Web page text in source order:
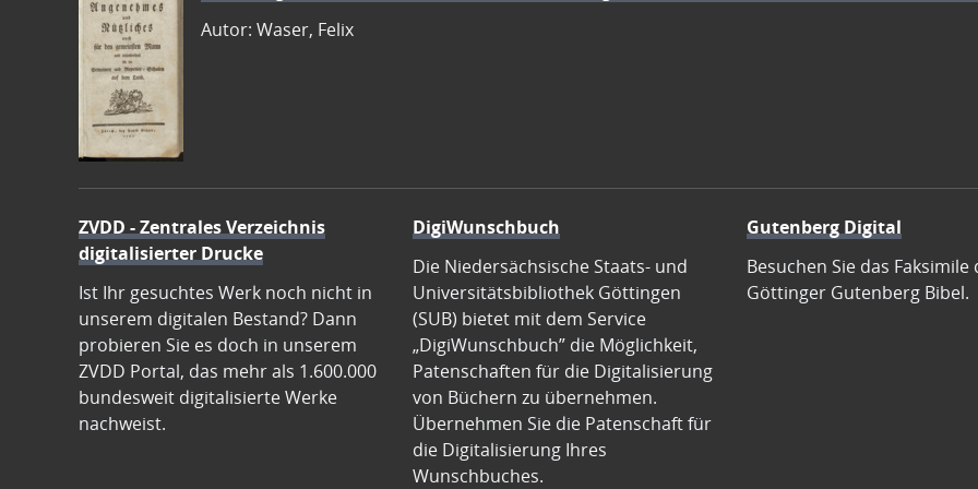
Autor: Waser, Felix
ZVDD - Zentrales Verzeichnis
digitalisierter Drucke
Ist Ihr gesuchtes Werk noch nicht in
unserem digitalen Bestand? Dann
probieren Sie es doch in unserem
ZVDD Portal, das mehr als 1.600.000
bundesweit digitalisierte Werke
nachweist.
DigiWunschbuch
Die Niedersächsische Staats- und
Universitätsbibliothek Göttingen
(SUB) bietet mit dem Service
„DigiWunschbuch” die Möglichkeit,
Patenschaften für die Digitalisierung
von Büchern zu übernehmen.
Übernehmen Sie die Patenschaft für
die Digitalisierung Ihres
Wunschbuches.
Gutenberg Digital
Besuchen Sie das Faksimile
Göttinger Gutenberg Bibel.